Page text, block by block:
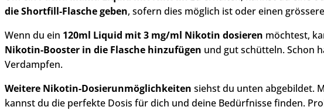
die Shortfill-Flasche geben, sofern dies möglich ist oder einen
Wenn du ein 120ml Liquid mit 3 mg/ml Nikotin dosieren möchtest,
Nikotin-Booster in die Flasche hinzufügen und gut schütteln. Schon
Verdampfen.
Weitere Nikotin-Dosierunmöglichkeiten siehst du unten abgebildet.
kannst du die perfekte Dosis für dich und deine Bedürfnisse finden.